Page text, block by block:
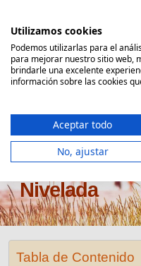
contenido
Comparador Seguro
Seguro de
Nivelada
Tabla de Contenido
Utilizamos cookies
Podemos utilizarlas para el
para mejorar nuestro sitio web,
brindarle una excelente
información sobre las cookies
Aceptar todo
No, ajustar